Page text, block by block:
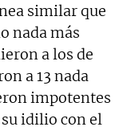
similar que
nada más
a los de
a 13 nada
impotentes
idilio con el